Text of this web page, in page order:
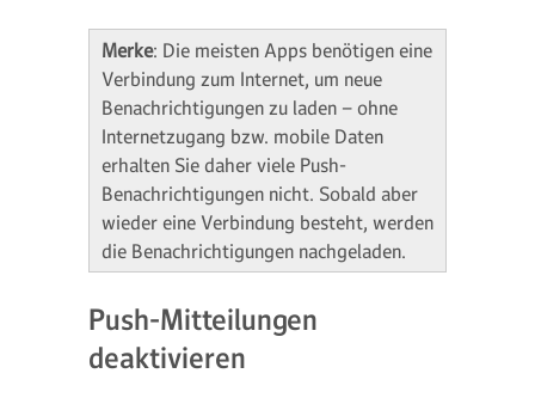
Merke: Die meisten Apps benötigen eine
Verbindung zum Internet, um neue
Benachrichtigungen zu laden – ohne
Internetzugang bzw. mobile Daten
erhalten Sie daher viele Push-
Benachrichtigungen nicht. Sobald aber
wieder eine Verbindung besteht, werden
die Benachrichtigungen nachgeladen.
Push-Mitteilungen
deaktivieren